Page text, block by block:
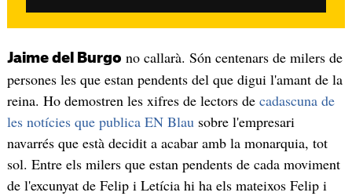
Jaime del Burgo no callarà. Són centenars de milers de
persones les que estan pendents del que digui l'amant de la
reina. Ho demostren les xifres de lectors de cadascuna de
les notícies que publica EN Blausobre l'empresari
navarrés que està decidit a acabar amb la monarquia, tot
sol. Entre els milers que estan pendents de cada moviment
de l'excunyat de Felip i Letícia hi ha els mateixos Felip i